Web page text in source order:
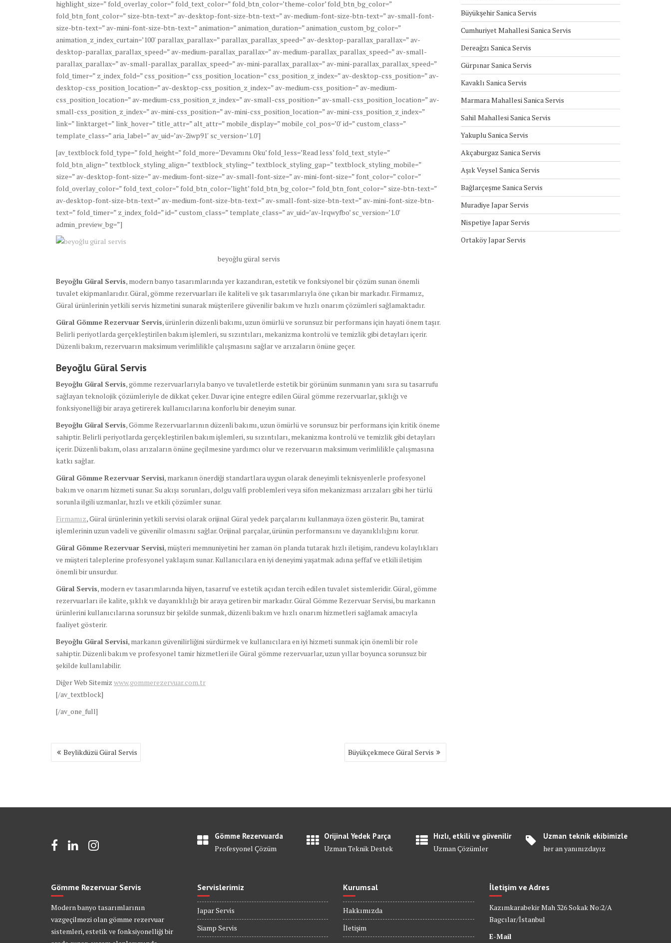
highlight_size=” fold_overlay_color=” fold_text_color=” fold_btn_color=’theme-color’ fold_btn_bg_color=”
fold_btn_font_color=” size-btn-text=” av-desktop-font-size-btn-text=” av-medium-font-size-btn-text=” av-small-font-
size-btn-text=” av-mini-font-size-btn-text=” animation=” animation_duration=” animation_custom_bg_color=”
animation_z_index_curtain=’100′ parallax_parallax=” parallax_parallax_speed=” av-desktop-parallax_parallax=” av-
desktop-parallax_parallax_speed=” av-medium-parallax_parallax=” av-medium-parallax_parallax_speed=” av-small-
parallax_parallax=” av-small-parallax_parallax_speed=” av-mini-parallax_parallax=” av-mini-parallax_parallax_speed=”
fold_timer=” z_index_fold=” css_position=” css_position_location=” css_position_z_index=” av-desktop-css_position=” av-
desktop-css_position_location=” av-desktop-css_position_z_index=” av-medium-css_position=” av-medium-
css_position_location=” av-medium-css_position_z_index=” av-small-css_position=” av-small-css_position_location=” av-
small-css_position_z_index=” av-mini-css_position=” av-mini-css_position_location=” av-mini-css_position_z_index=”
link=” linktarget=” link_hover=” title_attr=” alt_attr=” mobile_display=” mobile_col_pos=’0′ id=” custom_class=”
template_class=” aria_label=” av_uid=’av-2iwp91′ sc_version=’1.0′]
[av_textblock fold_type=” fold_height=” fold_more=’Devamını Oku’ fold_less=’Read less’ fold_text_style=”
fold_btn_align=” textblock_styling_align=” textblock_styling=” textblock_styling_gap=” textblock_styling_mobile=”
size=” av-desktop-font-size=” av-medium-font-size=” av-small-font-size=” av-mini-font-size=” font_color=” color=”
fold_overlay_color=” fold_text_color=” fold_btn_color=’light’ fold_btn_bg_color=” fold_btn_font_color=” size-btn-text=”
av-desktop-font-size-btn-text=” av-medium-font-size-btn-text=” av-small-font-size-btn-text=” av-mini-font-size-btn-
text=” fold_timer=” z_index_fold=” id=” custom_class=” template_class=” av_uid=’av-lrqwyfbo’ sc_version=’1.0′
admin_preview_bg=”]
beyoğlu güral servis
Beyoğlu Güral Servis, modern banyo tasarımlarında yer kazandıran, estetik ve fonksiyonel bir çözüm sunan önemli
tuvalet ekipmanlarıdır. Güral, gömme rezervuarları ile kaliteli ve şık tasarımlarıyla öne çıkan bir markadır. Firmamız,
Güral ürünlerinin yetkili servis hizmetini sunarak müşterilere güvenilir bakım ve hızlı onarım çözümleri sağlamaktadır.
Güral Gömme Rezervuar Servis, ürünlerin düzenli bakımı, uzun ömürlü ve sorunsuz bir performans için hayati önem taşır.
Belirli periyotlarda gerçekleştirilen bakım işlemleri, su sızıntıları, mekanizma kontrolü ve temizlik gibi detayları içerir.
Düzenli bakım, rezervuarın maksimum verimlilikle çalışmasını sağlar ve arızaların önüne geçer.
Beyoğlu Güral Servis
Beyoğlu Güral Servis, gömme rezervuarlarıyla banyo ve tuvaletlerde estetik bir görünüm sunmanın yanı sıra su tasarrufu
sağlayan teknolojik çözümleriyle de dikkat çeker. Duvar içine entegre edilen Güral gömme rezervuarlar, şıklığı ve
fonksiyonelliği bir araya getirerek kullanıcılarına konforlu bir deneyim sunar.
Beyoğlu Güral Servis, Gömme Rezervuarlarının düzenli bakımı, uzun ömürlü ve sorunsuz bir performans için kritik öneme
sahiptir. Belirli periyotlarda gerçekleştirilen bakım işlemleri, su sızıntıları, mekanizma kontrolü ve temizlik gibi detayları
içerir. Düzenli bakım, olası arızaların önüne geçilmesine yardımcı olur ve rezervuarın maksimum verimlilikle çalışmasına
katkı sağlar.
Güral Gömme Rezervuar Servisi, markanın önerdiği standartlara uygun olarak deneyimli teknisyenlerle profesyonel
bakım ve onarım hizmeti sunar. Su akışı sorunları, dolgu valfi problemleri veya sifon mekanizması arızaları gibi her türlü
sorunla ilgili uzmanlar, hızlı ve etkili çözümler sunar.
Firmamız, Güral ürünlerinin yetkili servisi olarak orijinal Güral yedek parçalarını kullanmaya özen gösterir. Bu, tamirat
işlemlerinin uzun vadeli ve güvenilir olmasını sağlar. Orijinal parçalar, ürünün performansını ve dayanıklılığını korur.
Güral Gömme Rezervuar Servisi, müşteri memnuniyetini her zaman ön planda tutarak hızlı iletişim, randevu kolaylıkları
ve müşteri taleplerine profesyonel yaklaşım sunar. Kullanıcılara en iyi deneyimi yaşatmak adına şeffaf ve etkili iletişim
önemli bir unsurdur.
Güral Servis, modern ev tasarımlarında hijyen, tasarruf ve estetik açıdan tercih edilen tuvalet sistemleridir. Güral, gömme
rezervuarları ile kalite, şıklık ve dayanıklılığı bir araya getiren bir markadır. Güral Gömme Rezervuar Servisi, bu markanın
ürünlerini kullanıcılarına sorunsuz bir şekilde sunmak, düzenli bakım ve hızlı onarım hizmetleri sağlamak amacıyla
faaliyet gösterir.
Beyoğlu Güral Servisi, markanın güvenilirliğini sürdürmek ve kullanıcılara en iyi hizmeti sunmak için önemli bir role
sahiptir. Düzenli bakım ve profesyonel tamir hizmetleri ile Güral gömme rezervuarlar, uzun yıllar boyunca sorunsuz bir
şekilde kullanılabilir.
Diğer Web Sitemiz www.gommerezervuar.com.tr
[/av_textblock]
[/av_one_full]
Yazı
gezinmesi
Beylikdüzü Güral Servis Büyükçekmece Güral Servis
Büyükşehir Sanica Servis
Cumhuriyet Mahallesi Sanica Servis
Dereağzı Sanica Servis
Gürpınar Sanica Servis
Kavaklı Sanica Servis
Marmara Mahallesi Sanica Servis
Sahil Mahallesi Sanica Servis
Yakuplu Sanica Servis
Akçaburgaz Sanica Servis
Aşık Veysel Sanica Servis
Bağlarçeşme Sanica Servis
Muradiye Japar Servis
Nispetiye Japar Servis
Ortaköy Japar Servis
Gömme Rezervuarda
Profesyonel Çözüm
Orijinal Yedek Parça
Uzman Teknik Destek
Hızlı, etkili ve güvenilir
Uzman Çözümler
Uzman teknik ekibimizle
her an yanınızdayız
Gömme Rezervuar Servis
Modern banyo tasarımlarının
vazgeçilmezi olan gömme rezervuar
sistemleri, estetik ve fonksiyonelliği bir
Servislerimiz
Japar Servis
Siamp Servis
Kurumsal
Hakkımızda
İletişim
İletişim ve Adres
Kazımkarabekir Mah 326 Sokak No:2/A
Bagcılar/İstanbul
E-Mail